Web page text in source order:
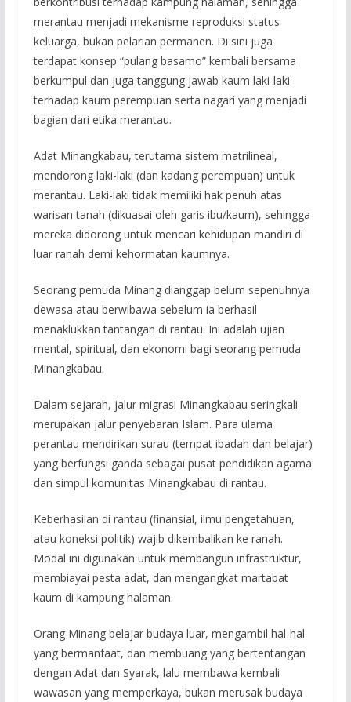
merantau menjadi mekanisme reproduksi status
keluarga, bukan pelarian permanen. Di sini juga
terdapat konsep “pulang basamo” kembali bersama
berkumpul dan juga tanggung jawab kaum laki-laki
terhadap kaum perempuan serta nagari yang menjadi
bagian dari etika merantau.
Adat Minangkabau, terutama sistem matrilineal,
mendorong laki-laki (dan kadang perempuan) untuk
merantau. Laki-laki tidak memiliki hak penuh atas
warisan tanah (dikuasai oleh garis ibu/kaum), sehingga
mereka didorong untuk mencari kehidupan mandiri di
luar ranah demi kehormatan kaumnya.
Seorang pemuda Minang dianggap belum sepenuhnya
dewasa atau berwibawa sebelum ia berhasil
menaklukkan tantangan di rantau. Ini adalah ujian
mental, spiritual, dan ekonomi bagi seorang pemuda
Minangkabau.
Dalam sejarah, jalur migrasi Minangkabau seringkali
merupakan jalur penyebaran Islam. Para ulama
perantau mendirikan surau (tempat ibadah dan belajar)
yang berfungsi ganda sebagai pusat pendidikan agama
dan simpul komunitas Minangkabau di rantau.
Keberhasilan di rantau (finansial, ilmu pengetahuan,
atau koneksi politik) wajib dikembalikan ke ranah.
Modal ini digunakan untuk membangun infrastruktur,
membiayai pesta adat, dan mengangkat martabat
kaum di kampung halaman.
Orang Minang belajar budaya luar, mengambil hal-hal
yang bermanfaat, dan membuang yang bertentangan
dengan Adat dan Syarak, lalu membawa kembali
wawasan yang memperkaya, bukan merusak budaya